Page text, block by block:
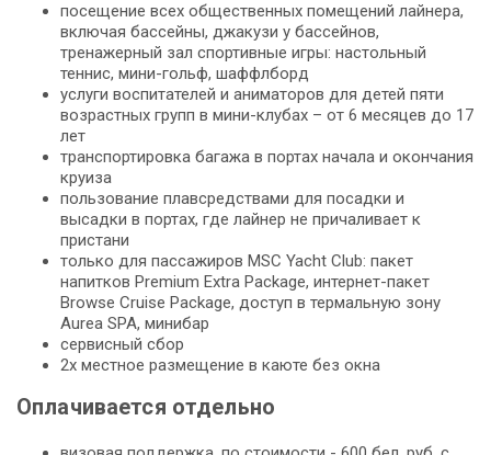
посещение всех общественных помещений лайнера,
включая бассейны, джакузи у бассейнов,
тренажерный зал спортивные игры: настольный
теннис, мини-гольф, шаффлборд
услуги воспитателей и аниматоров для детей пяти
возрастных групп в мини-клубах – от 6 месяцев до 17
лет
транспортировка багажа в портах начала и окончания
круиза
пользование плавсредствами для посадки и
высадки в портах, где лайнер не причаливает к
пристани
только для пассажиров MSC Yacht Club: пакет
напитков Premium Extra Package, интернет-пакет
Browse Cruise Package, доступ в термальную зону
Aurea SPA, минибар
cервисный сбор
2х местное размещение в каюте без окна
Оплачивается отдельно